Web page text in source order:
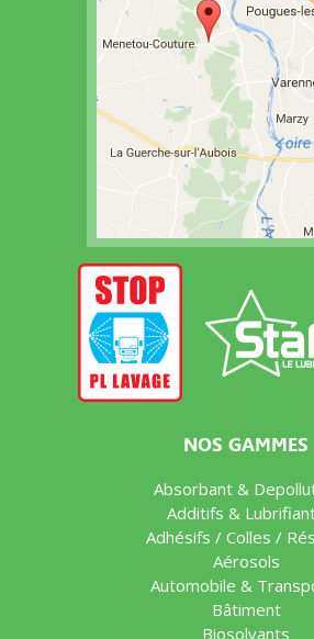
NOS GAMMES
Absorbant &
Additifs &
Adhésifs / Colles /
Aérosols
Automobile &
Bâtiment
Biosolvants